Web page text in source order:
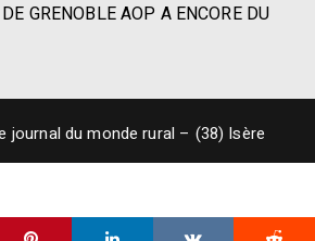
GRENOBLE AOP A ENCORE DU
journal du monde rural – (38) Isère